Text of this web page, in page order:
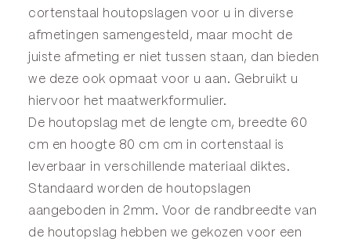
cortenstaal houtopslagen voor u in diverse
afmetingen samengesteld, maar mocht de
juiste afmeting er niet tussen staan, dan bieden
we deze ook opmaat voor u aan. Gebruikt u
hiervoor het maatwerkformulier.
De houtopslag met de lengte cm, breedte 60
cm en hoogte 80 cm cm in cortenstaal is
leverbaar in verschillende materiaal diktes.
Standaard worden de houtopslagen
aangeboden in 2mm. Voor de randbreedte van
de houtopslag hebben we gekozen voor een